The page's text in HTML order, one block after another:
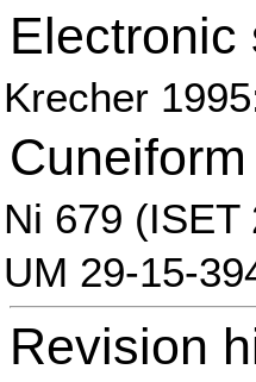
Electronic
Krecher
Ni 679 (ISET
UM 29-15-
Revision